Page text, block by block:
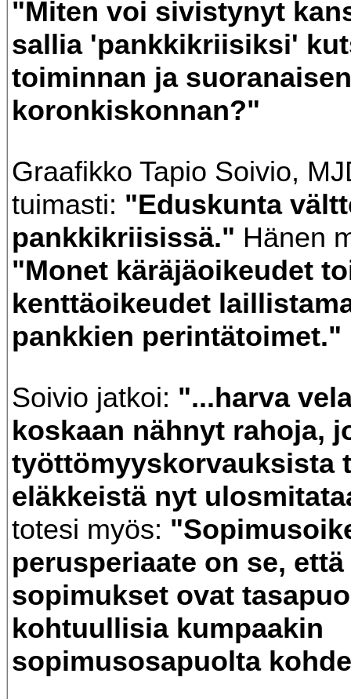
"Miten voi sivistynyt
sallia 'pankkikriisiksi'
toiminnan ja suoranaisen
koronkiskonnan?"
Graafikko Tapio Soivio,
tuimasti: "Eduskunta
pankkikriisissä." Hänen
"Monet käräjäoikeudet
kenttäoikeudet
pankkien perintätoimet."
Soivio jatkoi: "...harva
koskaan nähnyt rahoja,
työttömyyskorvauksista
eläkkeistä nyt
totesi myös:
perusperiaate on se,
sopimukset ovat
kohtuullisia kumpaakin
sopimusosapuolta